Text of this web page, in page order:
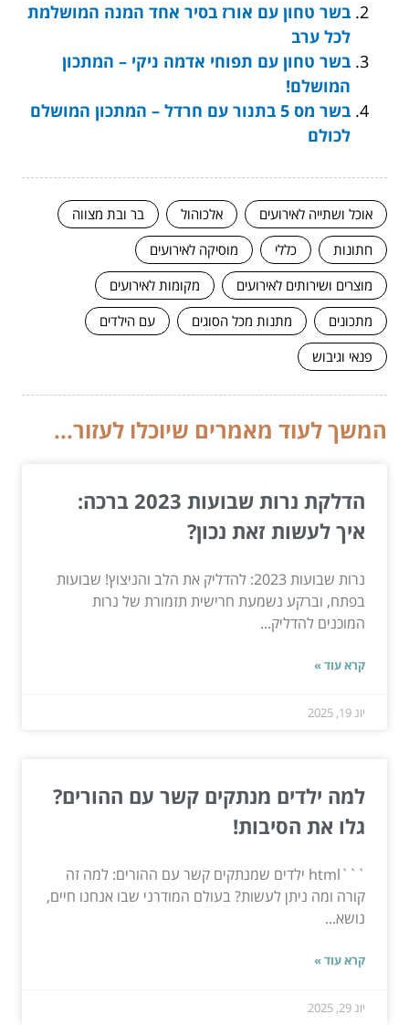
בשר טחון עם אורז בסיר אחד המנה המושלמת
לכל ערב
בשר טחון עם תפוחי אדמה ניקי – המתכון
המושלם!
בשר מס 5 בתנור עם חרדל – המתכון המושלם
לכולם
אוכל ושתייה לאירועים אלכוהול
בר ובת מצווה
חתונות
כללי
מוסיקה לאירועים
מוצרים ושירותים לאירועים
מקומות לאירועים
מתכונים
מתנות מכל הסוגים
עם הילדים
פנאי וגיבוש
המשך לעוד מאמרים שיוכלו לעזור...
הדלקת נרות שבועות 2023 ברכה:
איך לעשות זאת נכון?
נרות שבועות 2023: להדליק את הלב והניצוץ! שבועות
בפתח, וברקע נשמעת חרישית תזמורת של נרות
המוכנים להדליק...
קרא עוד »
יונ 19, 2025
למה ילדים מנתקים קשר עם ההורים?
גלו את הסיבות!
```html ילדים שמנתקים קשר עם ההורים: למה זה
קורה ומה ניתן לעשות? בעולם המודרני שבו אנחנו חיים,
נושא...
קרא עוד »
יונ 29, 2025